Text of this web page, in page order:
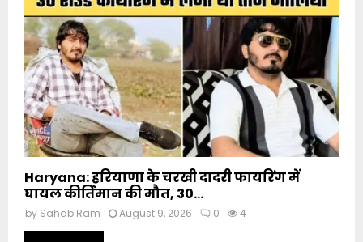
Haryana: हरियाणा के चरखी दादरी फायरिंग में
घायल कीर्तिमान की मौत, 30...
by Sahab Ram August 9, 2026 0 4